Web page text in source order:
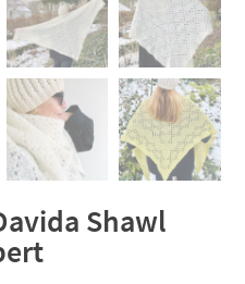
Shawl